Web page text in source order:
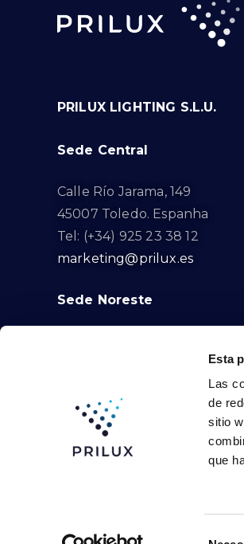
Esta
Las
de
sitio
que
PRILUX LIGHTING S.L.U.
Sede Central
Calle Río Jarama, 149
45007 Toledo. Espanha
Tel: (+34) 925 23 38 12
marketing@prilux.es
Sede Noreste
08791. Sant Llorenç
Tel: (+34) 93 719 23 29
marketing@prilux.es